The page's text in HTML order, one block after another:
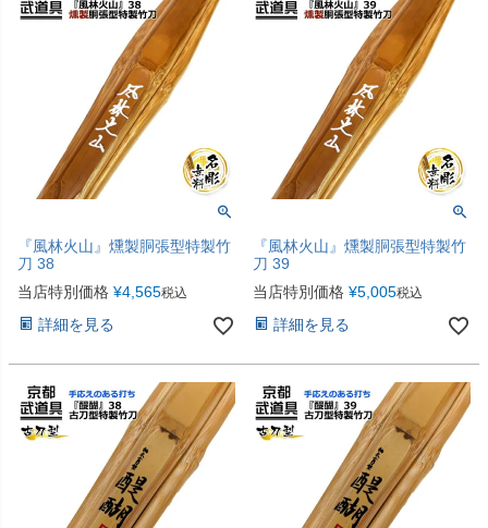
『風林火山』燻製胴張型特製竹
刀 38
当店特別価格 ¥4,565税込
詳細を見る
『風林火山』燻製胴張型特製竹
刀 39
当店特別価格 ¥5,005税込
詳細を見る